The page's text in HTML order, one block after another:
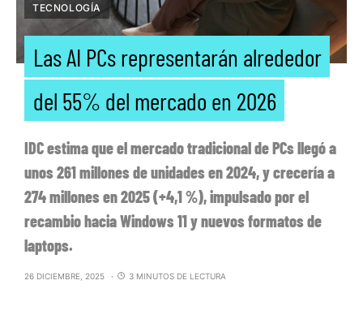
TECNOLOGÍA
Las AI PCs representarán alrededor
del 55% del mercado en 2026
IDC estima que el mercado tradicional de PCs llegó a
unos 261 millones de unidades en 2024, y crecería a
274 millones en 2025 (+4,1 %), impulsado por el
recambio hacia Windows 11 y nuevos formatos de
laptops.
26 DICIEMBRE, 2025 3 MINUTOS DE LECTURA